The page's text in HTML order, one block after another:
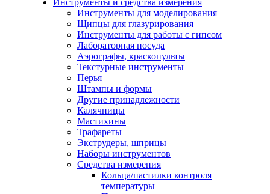
Инструменты и средства измерения
Инструменты для моделирования
Щипцы для глазурирования
Инструменты для работы с гипсом
Лабораторная посуда
Аэрографы, краскопульты
Текстурные инструменты
Перья
Штампы и формы
Другие принадлежности
Калячницы
Мастихины
Трафареты
Экструдеры, шприцы
Наборы инструментов
Средства измерения
Кольца/пастилки контроля
температуры